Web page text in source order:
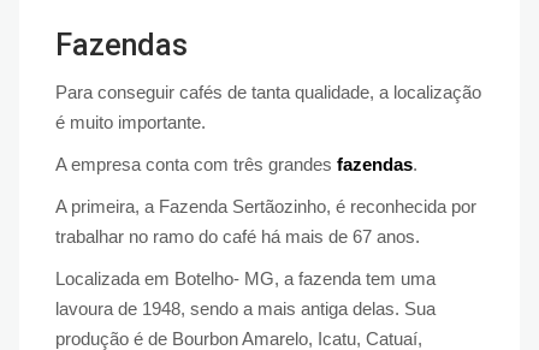
Fazendas
Para conseguir cafés de tanta qualidade, a localização
é muito importante.
A empresa conta com três grandes fazendas.
A primeira, a Fazenda Sertãozinho, é reconhecida por
trabalhar no ramo do café há mais de 67 anos.
Localizada em Botelho- MG, a fazenda tem uma
lavoura de 1948, sendo a mais antiga delas. Sua
produção é de Bourbon Amarelo, Icatu, Catuaí,